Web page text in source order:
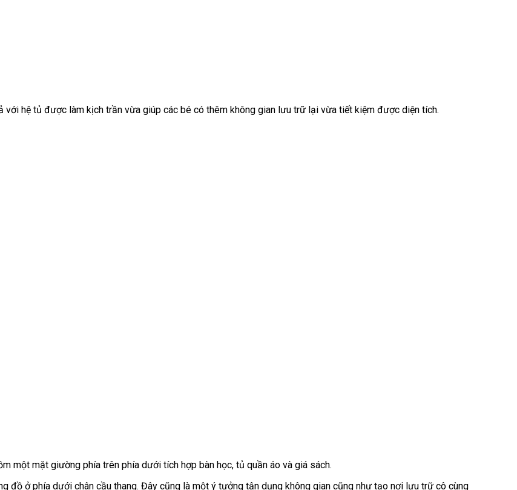
với hệ tủ được làm kịch trần vừa giúp các bé có thêm không gian lưu trữ lại vừa tiết kiệm được diện tích.
một mặt giường phía trên phía dưới tích hợp bàn học, tủ quần áo và giá sách.
đồ ở phía dưới chân cầu thang. Đây cũng là một ý tưởng tận dụng không gian cũng như tạo nơi lưu trữ cô cùng